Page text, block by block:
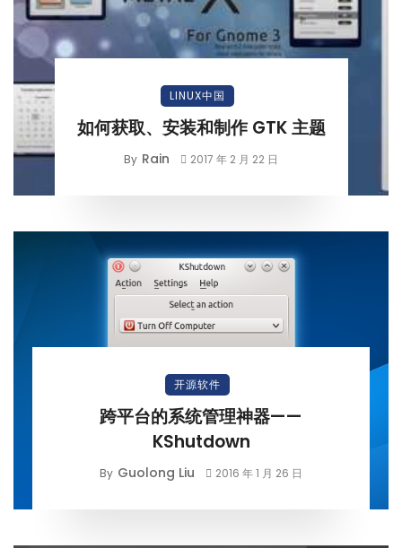
LINUX中国
如何获取、安装和制作 GTK 主题
By Rain 2017 年 2 月 22 日
开源软件
跨平台的系统管理神器——
KShutdown
By Guolong Liu 2016 年 1 月 26 日